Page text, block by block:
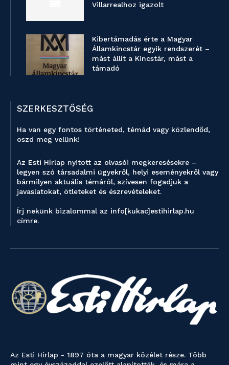
Villarrealhoz igazolt
Kibertámadás érte a Magyar
Államkincstár egyik rendszerét –
mást állít a Kincstár, mást a
támadó
SZERKESZTŐSÉG
Ha van egy fontos történeted, témád vagy közlendőd,
oszd meg velünk!
Az Esti Hírlap nyitott az olvasói megkeresésekre –
legyen szó társadalmi ügyekről, helyi eseményekről vagy
bármilyen aktuális témáról, szívesen fogadjuk a
javaslatokat, ötleteket és észrevételeket.
Írj nekünk bizalommal az info[kukac]estihirlap.hu
címre.
Az Esti Hírlap - 1897 óta a magyar közélet része. Több